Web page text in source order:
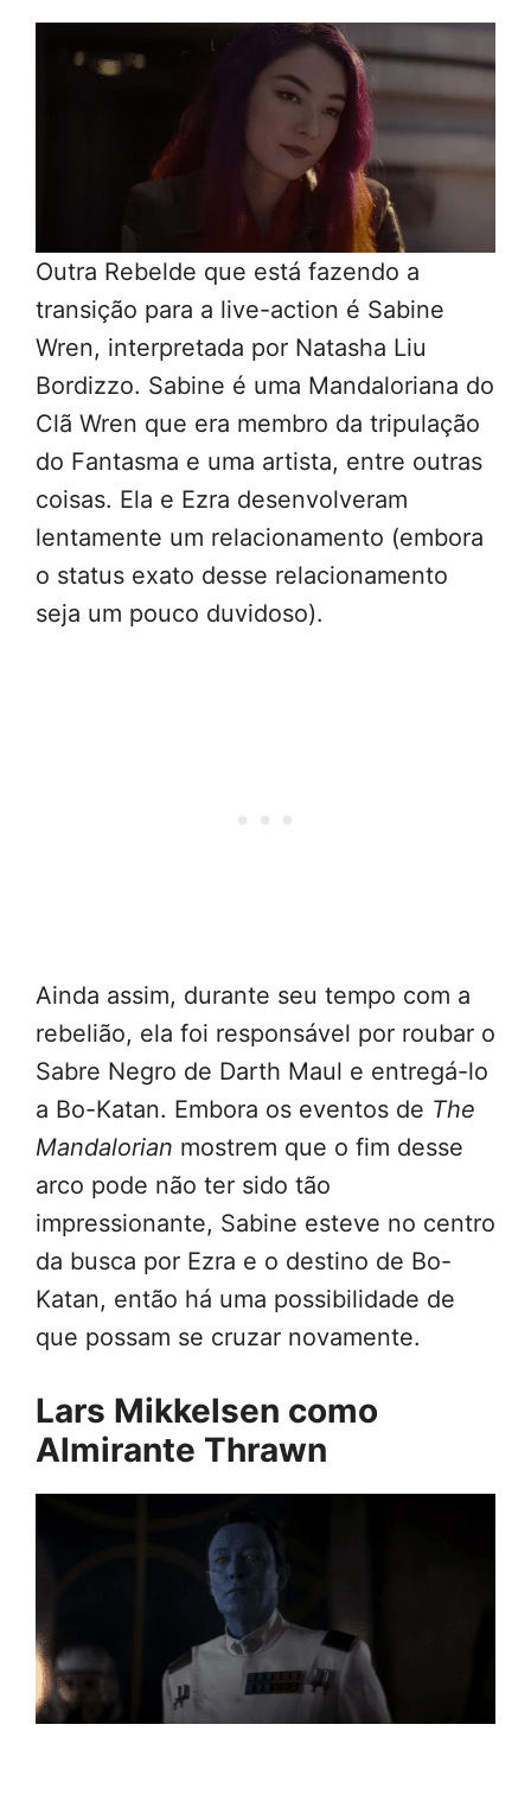
Outra Rebelde que está fazendo a
transição para a live-action é Sabine
Wren, interpretada por Natasha Liu
Bordizzo. Sabine é uma Mandaloriana do
Clã Wren que era membro da tripulação
do Fantasma e uma artista, entre outras
coisas. Ela e Ezra desenvolveram
lentamente um relacionamento (embora
o status exato desse relacionamento
seja um pouco duvidoso).
Ainda assim, durante seu tempo com a
rebelião, ela foi responsável por roubar o
Sabre Negro de Darth Maul e entregá-lo
a Bo-Katan. Embora os eventos de The
Mandalorian mostrem que o fim desse
arco pode não ter sido tão
impressionante, Sabine esteve no centro
da busca por Ezra e o destino de Bo-
Katan, então há uma possibilidade de
que possam se cruzar novamente.
Lars Mikkelsen como
Almirante Thrawn